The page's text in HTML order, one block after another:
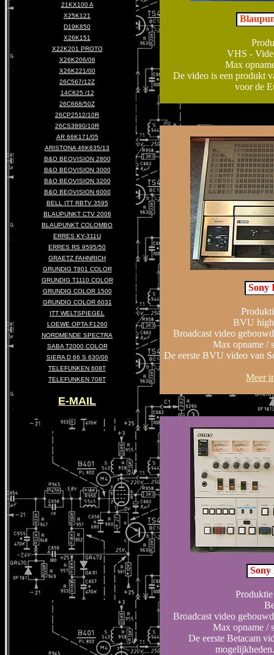
21KX100 A
X25K121
D19K850
X26K151
X22K201 PROTO
X26K206/06
X26K221/00
26C567/12Z
14C625 /12
26C668/50Z
26CP2512/10R
26CS3890/10R
AR 66K171/05
ARISTONA 46K635/13
B&O BEOVISION 2800
B&O BEOVISION 3000
B&O BEOVISION 3200
B&O BEOVISION 6000
BELL ITT RBTV 3595
BLAUPUNKT CTV 2006
BLAUPUNKT COLOMBO
ERRES KY-311U
ERRES RS 9595/50
GRAETZ FAHNRICH
GRUNDIG T801 COLOR
GRUNDIG T1110 COLOR
GRUNDIG COLOR 1500
GRUNDIG COLOR 6031
ITT WELTSPIEGEL
LOEWE OPTA F1260
NORDMENDE SPECTRA
SABA T2000 COLOR
SIERA D 66 S 630/06
TELEFUNKEN 608T
TELEFUNKEN 708T
E-MAIL
VHS -
Max
De video is een produkt
voor de
Sony
BVU
Broadcast video
Max opname /
De eerste BVU video van
Meer
Sony
Broadcast video
Max opname /
De eerste Betacam